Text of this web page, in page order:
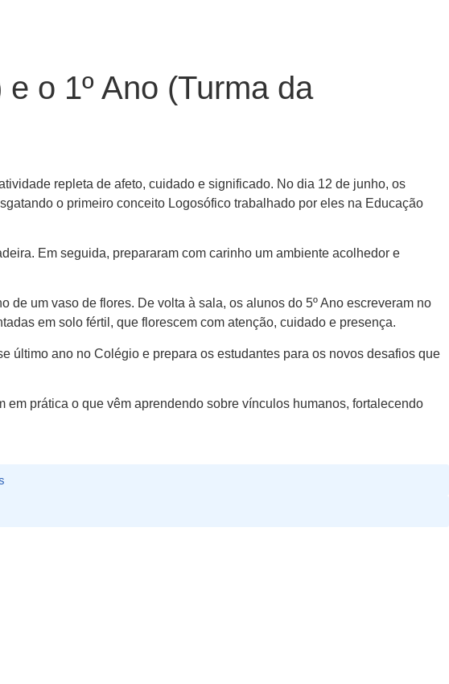
o 1º Ano (Turma da
repleta de afeto, cuidado e significado. No dia 12 de junho, os
o primeiro conceito Logosófico trabalhado por eles na Educação
Em seguida, prepararam com carinho um ambiente acolhedor e
um vaso de flores. De volta à sala, os alunos do 5º Ano escreveram no
em solo fértil, que florescem com atenção, cuidado e presença.
último ano no Colégio e prepara os estudantes para os novos desafios que
prática o que vêm aprendendo sobre vínculos humanos, fortalecendo